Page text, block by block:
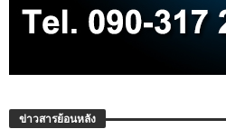
ข่าวสารย้อนหลัง